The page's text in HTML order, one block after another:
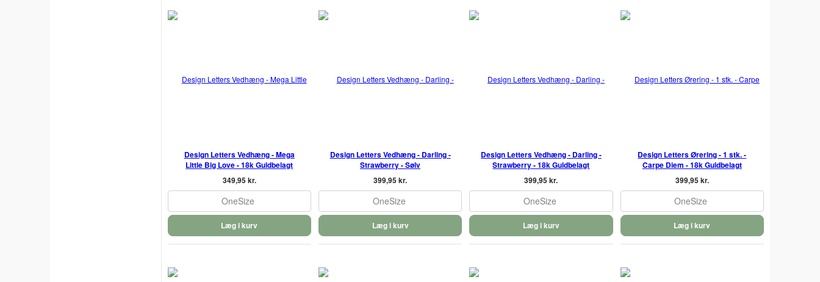
Design Letters Vedhæng - Mega
Little Big Love - 18k Guldbelagt
349,95 kr.
OneSize
Læg i kurv
Design Letters Vedhæng - Darling -
Strawberry - Sølv
399,95 kr.
OneSize
Læg i kurv
Design Letters Vedhæng - Darling -
Strawberry - 18k Guldbelagt
399,95 kr.
OneSize
Læg i kurv
Design Letters Ørering - 1 stk. -
Carpe Diem - 18k Guldbelagt
399,95 kr.
OneSize
Læg i kurv